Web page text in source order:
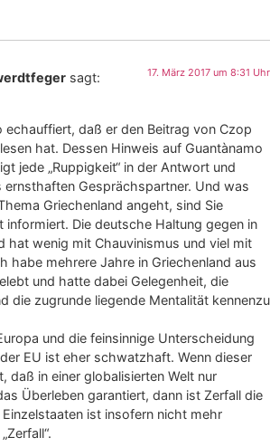
sagt: 17. März 2017 um 8:31 Uhr
daß er den Beitrag von Czop
hat. Dessen Hinweis auf Guantànamo
jede „Ruppigkeit“ in der Antwort und
Gesprächspartner. Und was
Griechenland angeht, sind Sie
Die deutsche Haltung gegen in
hat wenig mit Chauvinismus und viel mit
habe mehrere Jahre in Griechenland aus
und hatte dabei Gelegenheit, die
die zugrunde liegende Mentalität kennenzu
und die feinsinnige Unterscheidung
EU ist eher schwatzhaft. Wenn dieser
daß in einer globalisierten Welt nur
Überleben garantiert, dann ist Zerfall die
Einzelstaaten ist insofern nicht mehr